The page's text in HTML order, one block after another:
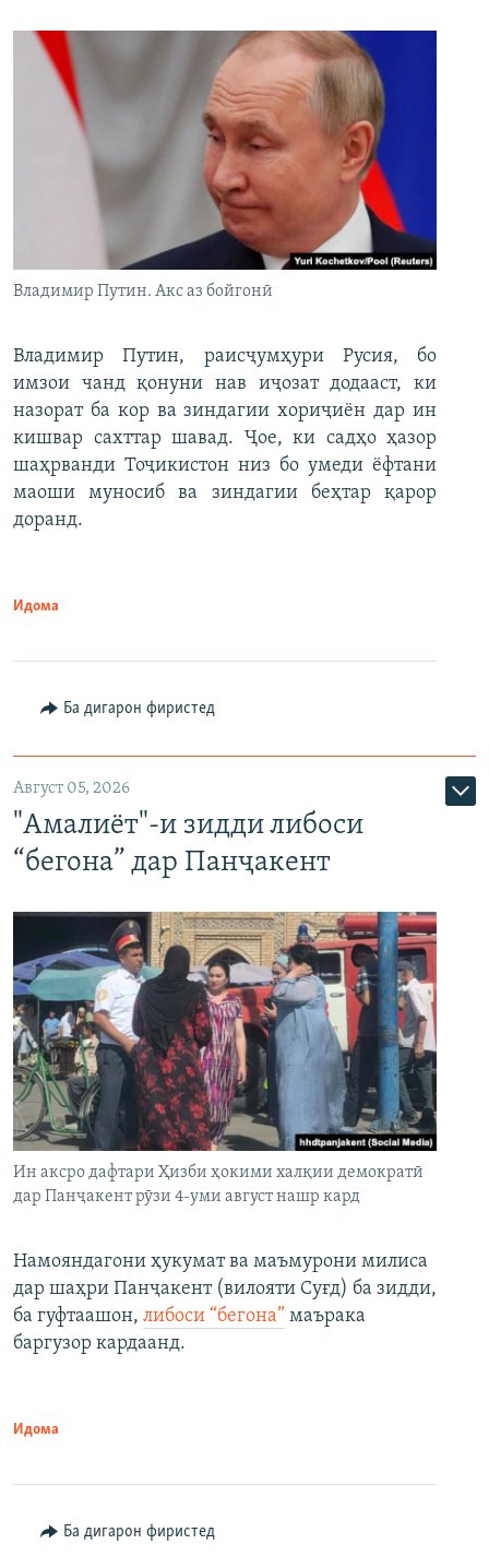
Владимир Путин. Акс аз бойгонӣ
Владимир Путин, раисҷумҳури Русия, бо
имзои чанд қонуни нав иҷозат додааст, ки
назорат ба кор ва зиндагии хориҷиён дар ин
кишвар сахттар шавад. Ҷое, ки садҳо ҳазор
шаҳрванди Тоҷикистон низ бо умеди ёфтани
маоши муносиб ва зиндагии беҳтар қарор
доранд.
Идома
Ба дигарон фиристед
Август 05, 2026
"Амалиёт"-и зидди либоси
“бегона” дар Панҷакент
Ин аксро дафтари Ҳизби ҳокими халқии демократӣ
дар Панҷакент рӯзи 4-уми август нашр кард
Намояндагони ҳукумат ва маъмурони милиса
дар шаҳри Панҷакент (вилояти Суғд) ба зидди,
ба гуфтаашон, либоси “бегона” маърака
баргузор кардаанд.
Идома
Ба дигарон фиристед